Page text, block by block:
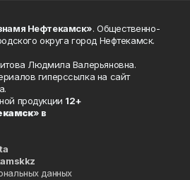
Нефтекамск». Общественно-
округа город Нефтекамск.
Людмила Валерьяновна.
гиперссылка на сайт
продукции 12+
» в
данных